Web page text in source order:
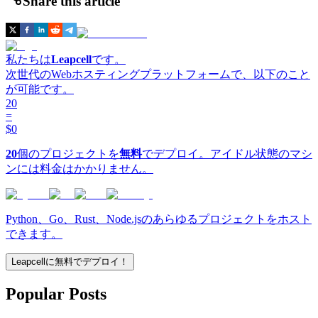
私たちはLeapcellです。
次世代のWebホスティングプラットフォームで、以下のこと
が可能です。
20
=
$0
20個のプロジェクトを無料でデプロイ。アイドル状態のマシ
ンには料金はかかりません。
Python、Go、Rust、Node.jsのあらゆるプロジェクトをホスト
できます。
Leapcellに無料でデプロイ！
Popular Posts